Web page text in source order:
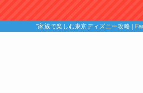
"家族で楽しむ東京ディズニー攻略 |